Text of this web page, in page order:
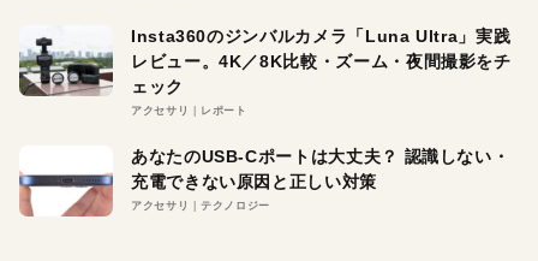
Insta360のジンバルカメラ「Luna Ultra」実践
レビュー。4K／8K比較・ズーム・夜間撮影をチ
ェック
アクセサリ レポート
あなたのUSB-Cポートは大丈夫？ 認識しない・
充電できない原因と正しい対策
アクセサリ テクノロジー